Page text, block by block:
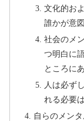
文化的お
誰かが意
社会のメ
つ明白に
ところに
人は必ず
れる必要
自らのメン